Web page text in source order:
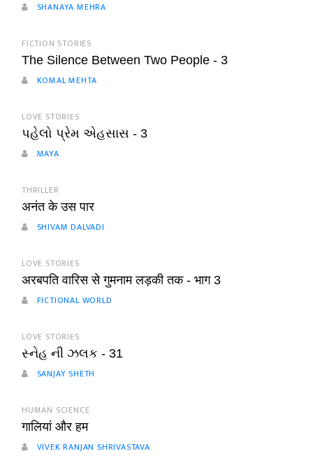
SHANAYA MEHRA
FICTION STORIES
The Silence Between Two People - 3
KOMAL MEHTA
LOVE STORIES
પહેલો પ્રેમ એહસાસ - 3
MAYA
THRILLER
अनंत के उस पार
SHIVAM DALVADI
LOVE STORIES
अरबपति वारिस से गुमनाम लड़की तक - भाग 3
FICTIONAL WORLD
LOVE STORIES
સ્નેહ ની ઝલક - 31
SANJAY SHETH
HUMAN SCIENCE
गालियां और हम
VIVEK RANJAN SHRIVASTAVA